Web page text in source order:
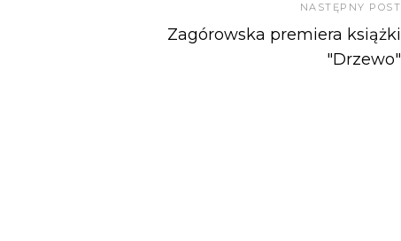
NASTĘPNY POST
Zagórowska premiera książki
"Drzewo"